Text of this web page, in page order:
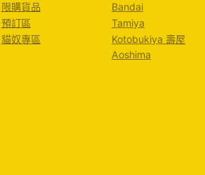
限購貨品
預訂區
貓奴專區
Bandai
Tamiya
Kotobukiya 壽屋
Aoshima